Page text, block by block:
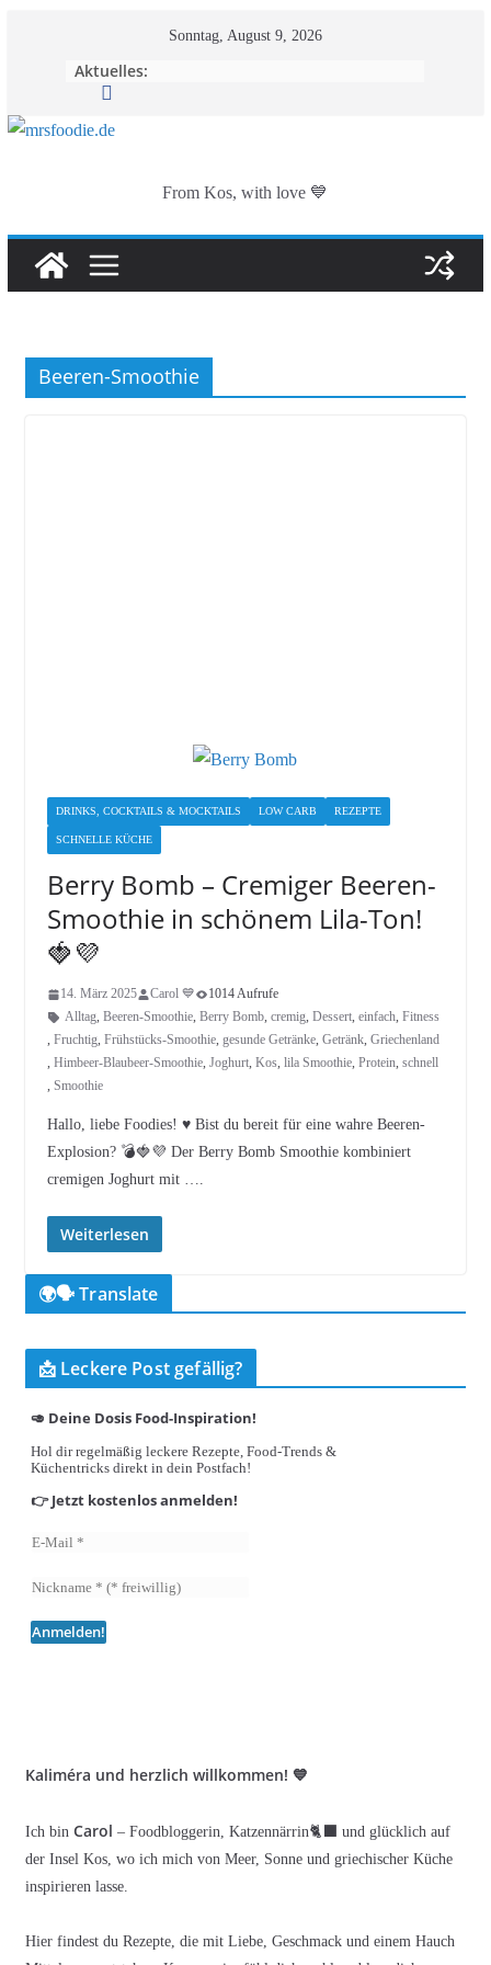
Sonntag, August 9, 2026
Aktuelles:
From Kos, with love 💙
Beeren-Smoothie
DRINKS, COCKTAILS & MOCKTAILS LOW CARB REZEPTE
SCHNELLE KÜCHE
Berry Bomb – Cremiger Beeren-
Smoothie in schönem Lila-Ton!
🍓💜
14. März 2025 Carol 💙
1014 Aufrufe
Alltag, Beeren-Smoothie, Berry Bomb, cremig, Dessert, einfach, Fitness
, Fruchtig, Frühstücks-Smoothie, gesunde Getränke, Getränk, Griechenland
, Himbeer-Blaubeer-Smoothie, Joghurt, Kos, lila Smoothie, Protein, schnell
, Smoothie
Hallo, liebe Foodies! ♥︎ Bist du bereit für eine wahre Beeren-
Explosion? 💣🍓💜 Der Berry Bomb Smoothie kombiniert
cremigen Joghurt mit ….
Weiterlesen
🌍🗣️ Translate
📩 Leckere Post gefällig?
🥑 Deine Dosis Food-Inspiration!
Hol dir regelmäßig leckere Rezepte, Food-Trends &
Küchentricks direkt in dein Postfach!
👉 Jetzt kostenlos anmelden!
Kaliméra und herzlich willkommen! 💙
Ich bin Carol – Foodbloggerin, Katzennärrin🐈‍⬛ und glücklich auf
der Insel Kos, wo ich mich von Meer, Sonne und griechischer Küche
inspirieren lasse.
Hier findest du Rezepte, die mit Liebe, Geschmack und einem Hauch